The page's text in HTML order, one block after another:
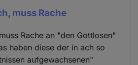
muss Rache
Rache an "den Gottlosen"
haben diese der in ach so
aufgewachsenen"